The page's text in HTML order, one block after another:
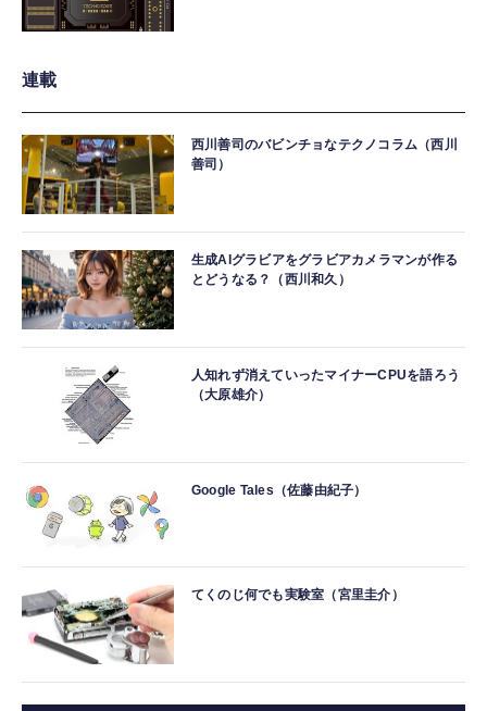
連載
西川善司のバビンチョなテクノコラム（西川
善司）
生成AIグラビアをグラビアカメラマンが作る
とどうなる？（西川和久）
人知れず消えていったマイナーCPUを語ろう
（大原雄介）
Google Tales（佐藤由紀子）
てくのじ何でも実験室（宮里圭介）